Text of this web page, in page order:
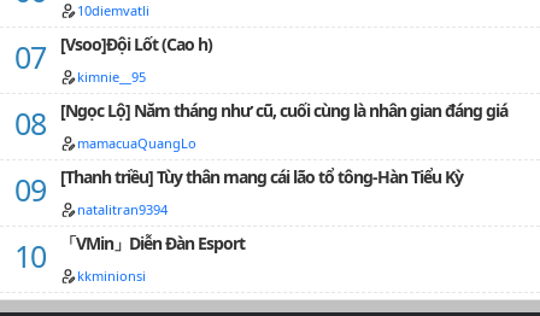
10diemvatli
[Vsoo]Đội Lốt (Cao h)
kimnie__95
[Ngọc Lộ] Năm tháng như cũ, cuối cùng là nhân gian đáng giá
mamacuaQuangLo
[Thanh triều] Tùy thân mang cái lão tổ tông-Hàn Tiểu Kỳ
natalitran9394
「VMin」Diễn Đàn Esport
kkminionsi